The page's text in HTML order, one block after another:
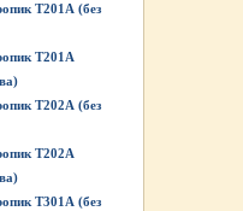
Т201А (без
Т201А
Т202А (без
Т202А
Т301А (без